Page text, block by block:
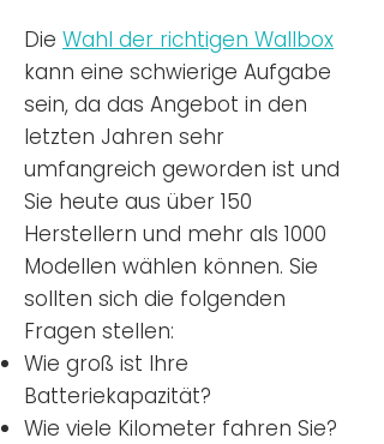
Die Wahl der richtigen Wallbox
kann eine schwierige Aufgabe
sein, da das Angebot in den
letzten Jahren sehr
umfangreich geworden ist und
Sie heute aus über 150
Herstellern und mehr als 1000
Modellen wählen können. Sie
sollten sich die folgenden
Fragen stellen:
Wie groß ist Ihre
Batteriekapazität?
Wie viele Kilometer fahren Sie?